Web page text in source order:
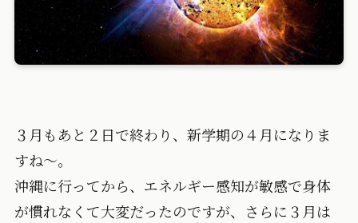
３月もあと２日で終わり、新学期の４月になりま
すね～。
沖縄に行ってから、エネルギー感知が敏感で身体
が慣れなくて大変だったのですが、さらに３月は